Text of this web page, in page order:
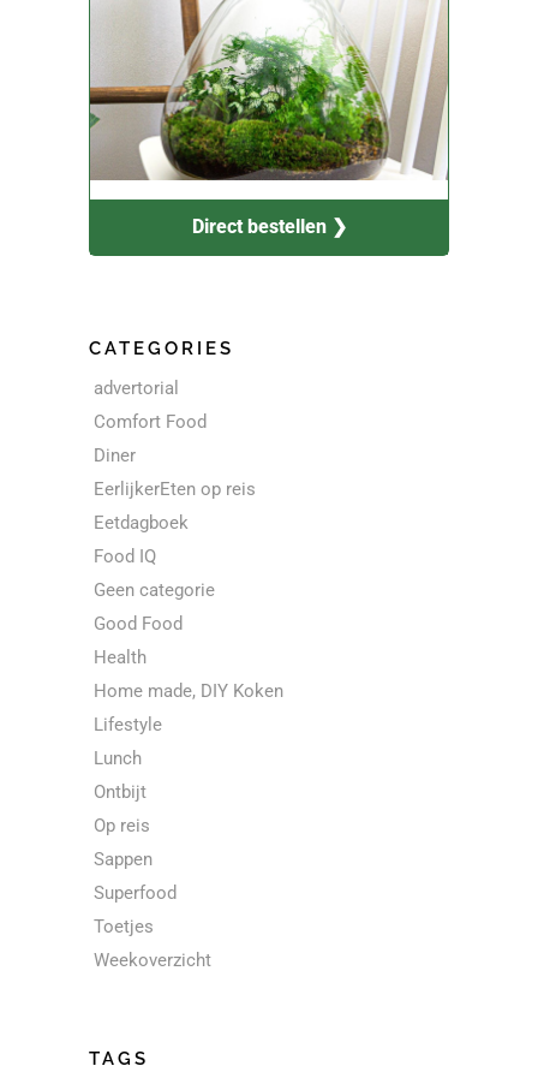
Direct bestellen ❯
CATEGORIES
advertorial
Comfort Food
Diner
EerlijkerEten op reis
Eetdagboek
Food IQ
Geen categorie
Good Food
Health
Home made, DIY Koken
Lifestyle
Lunch
Ontbijt
Op reis
Sappen
Superfood
Toetjes
Weekoverzicht
TAGS